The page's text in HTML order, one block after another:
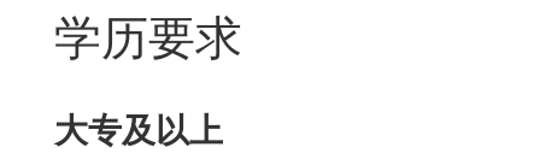
学历要求
大专及以上